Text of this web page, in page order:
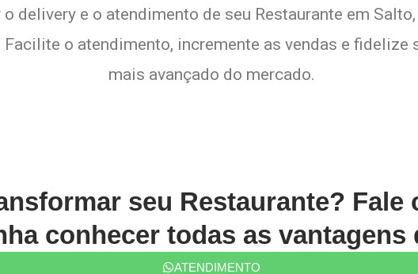
delivery e o atendimento de seu Restaurante em
o atendimento, incremente as vendas e
mais avançado do mercado.
seu Restaurante? Fale
conhecer todas as vantagens
ATENDIMENTO